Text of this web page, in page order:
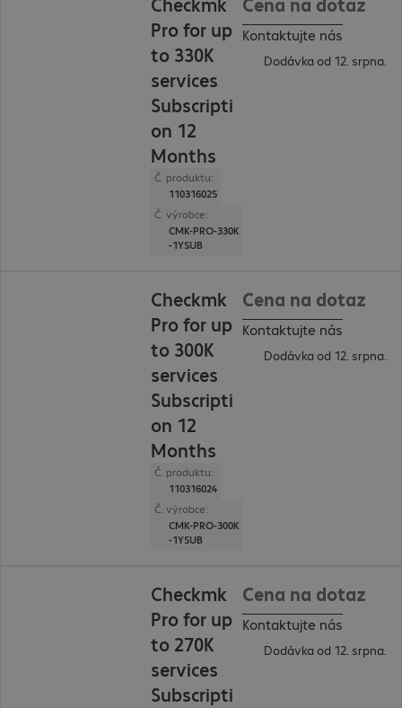
Pro for up
to 330K
services
Subscripti
on 12
Months
Č. produktu:
110316025
Č. výrobce:
CMK-PRO-330K
-1YSUB
Kontaktujte nás
Dodávka od 12. srpna.
Checkmk
Pro for up
to 300K
services
Subscripti
on 12
Months
Č. produktu:
110316024
Č. výrobce:
CMK-PRO-300K
-1YSUB
Cena na dotaz
Kontaktujte nás
Dodávka od 12. srpna.
Checkmk
Pro for up
to 270K
services
Subscripti
Cena na dotaz
Kontaktujte nás
Dodávka od 12. srpna.